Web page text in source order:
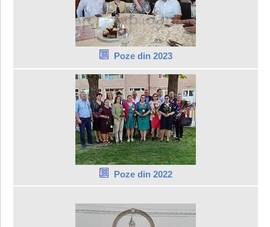
Poze din 2023
Poze din 2022